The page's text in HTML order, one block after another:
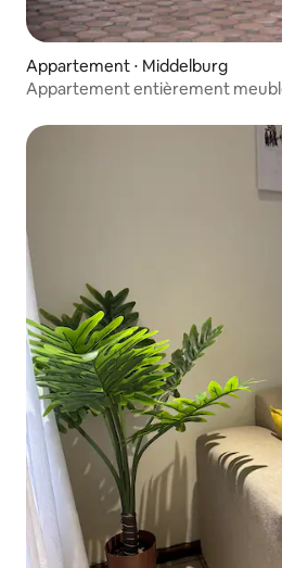
Appartement ⋅ Middelburg
Appartement entièrement